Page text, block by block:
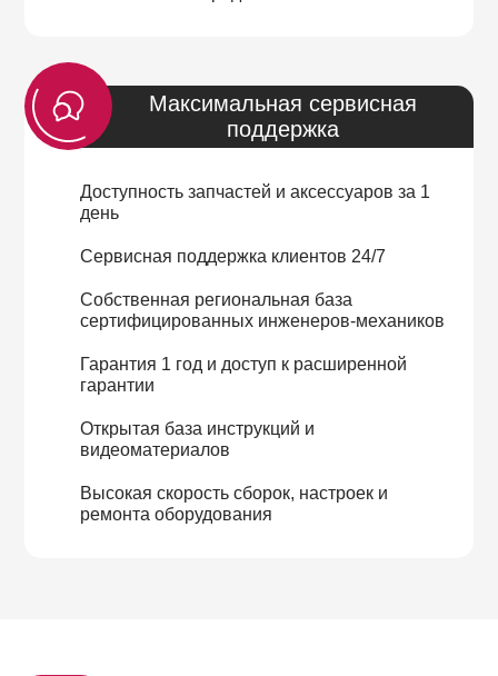
Максимальная сервисная
поддержка
Доступность запчастей и аксессуаров за 1
день
Сервисная поддержка клиентов 24/7
Собственная региональная база
сертифицированных инженеров-механиков
Гарантия 1 год и доступ к расширенной
гарантии
Открытая база инструкций и
видеоматериалов
Высокая скорость сборок, настроек и
ремонта оборудования